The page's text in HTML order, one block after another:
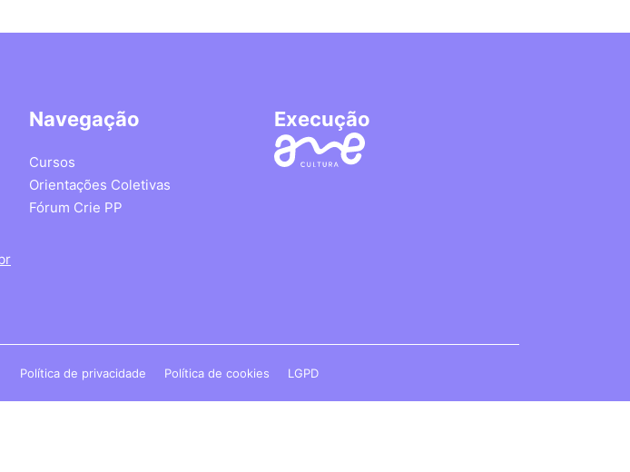
Navegação
Cursos
Orientações Coletivas
Fórum Crie PP
Execução
Política de privacidade Política de cookies LGPD